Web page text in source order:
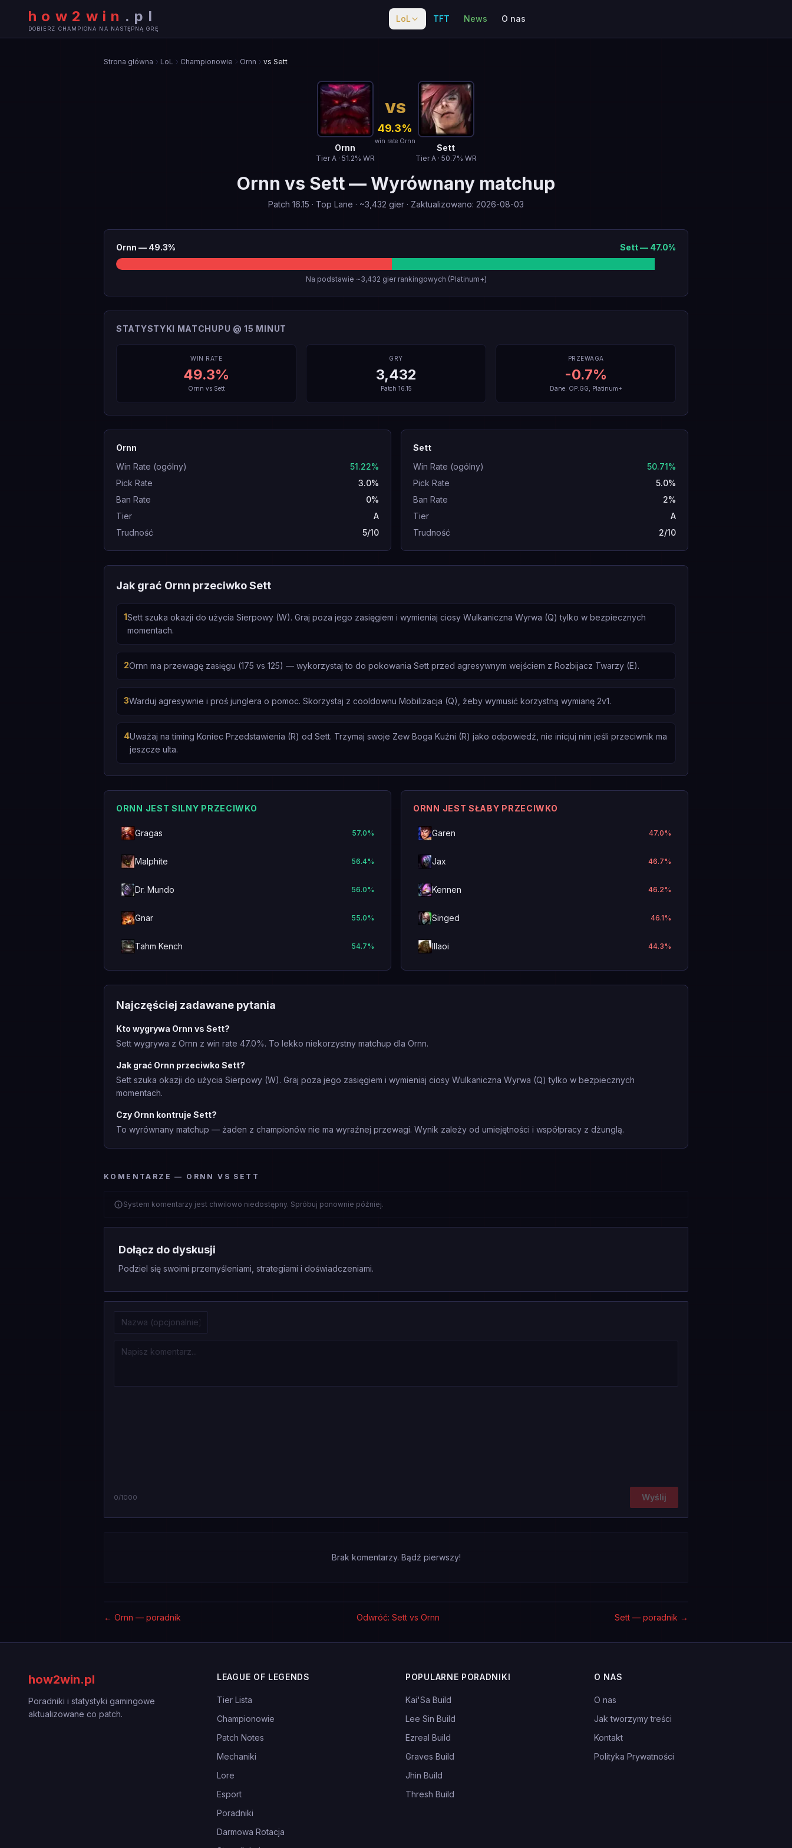
how2win . pl
DOBIERZ CHAMPIONA NA NASTĘPNĄ GRĘ
LoL TFT News O nas
Strona główna LoL Championowie Ornn vs Sett
Ornn
TierA· 51.2% WR
VS
49.3%
win rate Ornn
Sett
TierA· 50.7% WR
Ornn vs Sett—Wyrównany matchup
Patch 16.15 · Top Lane · ~3,432 gier · Zaktualizowano: 2026-08-03
Ornn — 49.3% Sett— 47.0%
Na podstawie ~3,432 gier rankingowych (Platinum+)
STATYSTYKI MATCHUPU @ 15 MINUT
WIN RATE
49.3%
Ornn vs Sett
GRY
3,432
Patch 16.15
PRZEWAGA
-0.7%
Dane: OP.GG, Platinum+
Ornn
Win Rate (ogólny)
51.22%
Pick Rate
3.0%
Ban Rate
0%
Tier
A
Trudność
5/10
Sett
Win Rate (ogólny)
50.71%
Pick Rate
5.0%
Ban Rate
2%
Tier
A
Trudność
2/10
Jak grać Ornn przeciwko Sett
1Sett szuka okazji do użycia Sierpowy (W). Graj poza jego zasięgiem i wymieniaj ciosy Wulkaniczna Wyrwa (Q) tylko w bezpiecznych
momentach.
2Ornn ma przewagę zasięgu (175 vs 125) — wykorzystaj to do pokowania Sett przed agresywnym wejściem z Rozbijacz Twarzy (E).
3Warduj agresywnie i proś junglera o pomoc. Skorzystaj z cooldownu Mobilizacja (Q), żeby wymusić korzystną wymianę 2v1.
4Uważaj na timing Koniec Przedstawienia (R) od Sett. Trzymaj swoje Zew Boga Kuźni (R) jako odpowiedź, nie inicjuj nim jeśli przeciwnik ma
jeszcze ulta.
ORNN JEST SILNY PRZECIWKO
Gragas 57.0%
Malphite 56.4%
Dr. Mundo 56.0%
Gnar 55.0%
Tahm Kench 54.7%
ORNN JEST SŁABY PRZECIWKO
Garen 47.0%
Jax 46.7%
Kennen 46.2%
Singed 46.1%
Illaoi 44.3%
Najczęściej zadawane pytania
Kto wygrywa Ornn vs Sett?
Sett wygrywa z Ornn z win rate 47.0%. To lekko niekorzystny matchup dla Ornn.
Jak grać Ornn przeciwko Sett?
Sett szuka okazji do użycia Sierpowy (W). Graj poza jego zasięgiem i wymieniaj ciosy Wulkaniczna Wyrwa (Q) tylko w bezpiecznych
momentach.
Czy Ornn kontruje Sett?
To wyrównany matchup — żaden z championów nie ma wyraźnej przewagi. Wynik zależy od umiejętności i współpracy z dżunglą.
KOMENTARZE — ORNN VS SETT
System komentarzy jest chwilowo niedostępny. Spróbuj ponownie później.
Dołącz do dyskusji
Podziel się swoimi przemyśleniami, strategiami i doświadczeniami.
0/1000 Wyślij
Brak komentarzy. Bądź pierwszy!
← Ornn — poradnik Odwróć: Sett vs Ornn Sett — poradnik →
how2win.pl
Poradniki i statystyki gamingowe
aktualizowane co patch.
LEAGUE OF LEGENDS
Tier Lista
Championowie
Patch Notes
Mechaniki
Lore
Esport
Poradniki
Darmowa Rotacja
POPULARNE PORADNIKI
Kai'Sa Build
Lee Sin Build
Ezreal Build
Graves Build
Jhin Build
Thresh Build
O NAS
O nas
Jak tworzymy treści
Kontakt
Polityka Prywatności